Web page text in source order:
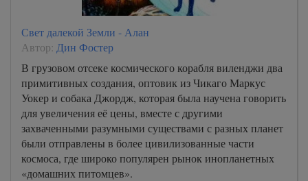
Свет далекой Земли - Алан
Автор: Дин Фостер
В грузовом отсеке космического корабля виленджи два
примитивных создания, оптовик из Чикаго Маркус
Уокер и собака Джордж, которая была научена говорить
для увеличения её цены, вместе с другими
захваченными разумными существами с разных планет
были отправлены в более цивилизованные части
космоса, где широко популярен рынок инопланетных
«домашних питомцев».